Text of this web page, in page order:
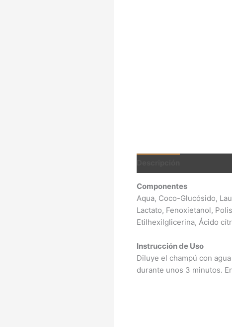
Componentes
Aqua, Coco-Glucósido,
Lactato, Fenoxietanol,
Etilhexilglicerina, Ácido
Instrucción de Uso
Diluye el champú con
durante unos 3 minutos.